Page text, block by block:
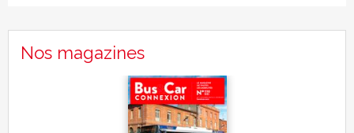
Nos magazines